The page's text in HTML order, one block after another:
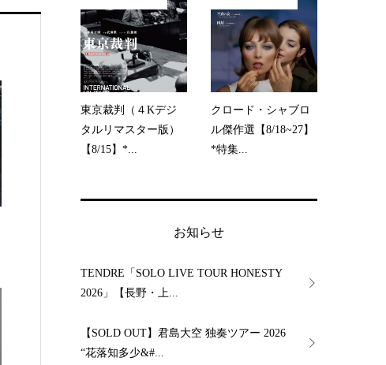
東京裁判（４Kデジ
タルリマスター版）
【8/15】*...
クロード・シャブロ
ル傑作選【8/18~27】
*特集...
お知らせ
TENDRE「SOLO LIVE TOUR HONESTY
2026」【長野・上...
【SOLD OUT】君島大空 独奏ツアー 2026
“花落知多少&#...